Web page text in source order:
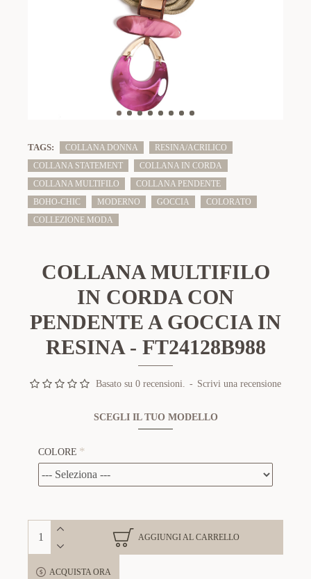
TAGS: COLLANA DONNA
RESINA/ACRILICO
COLLANA STATEMENT
COLLANA IN CORDA
COLLANA MULTIFILO
COLLANA PENDENTE
BOHO-CHIC
MODERNO GOCCIA
COLORATO
COLLEZIONE MODA
COLLANA MULTIFILO
IN CORDA CON
PENDENTE A GOCCIA IN
RESINA - FT24128B988
Basato su 0 recensioni. - Scrivi una recensione
SCEGLI IL TUO MODELLO
COLORE
AGGIUNGI AL CARRELLO
ACQUISTA ORA